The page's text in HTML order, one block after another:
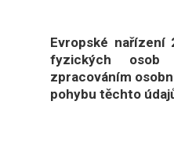
Evropské nařízení
fyzických
zpracováním
pohybu těchto